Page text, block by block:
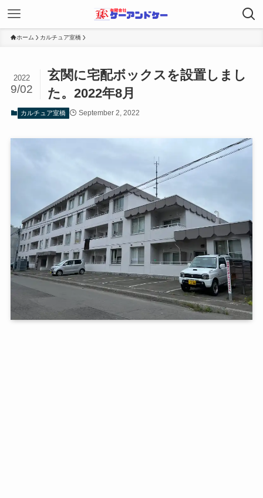
ホーム カルチュア室橋
玄関に宅配ボックスを設置しまし
た。2022年8月
2022
9/02
カルチュア室橋 September 2, 2022